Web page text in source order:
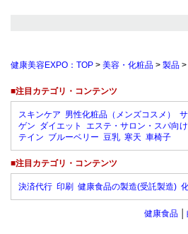
健康美容EXPO：TOP > 美容・化粧品 > 製品 >
■注目カテゴリ・コンテンツ
スキンケア 男性化粧品（メンズコスメ）
ゲン ダイエット エステ・サロン・スパ向け
テイン ブルーベリー 豆乳 寒天 車椅子
■注目カテゴリ・コンテンツ
決済代行 印刷 健康食品の製造(受託製造)
健康食品